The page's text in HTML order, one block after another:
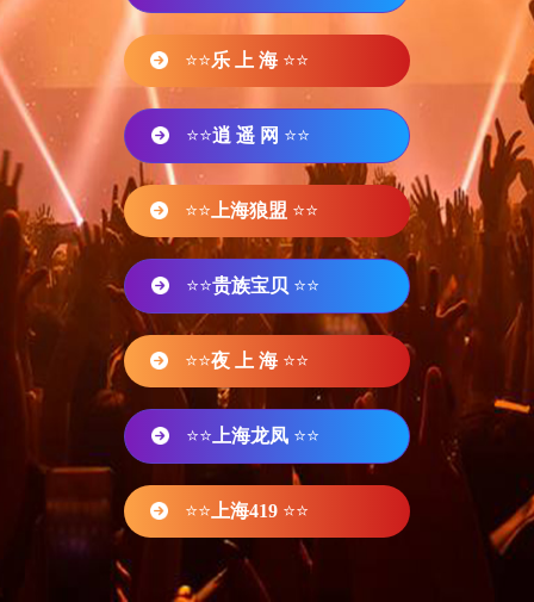
⭐⭐乐 上 海 ⭐⭐
⭐⭐逍 遥 网 ⭐⭐
⭐⭐ 上海狼盟 ⭐⭐
⭐⭐贵族宝贝 ⭐⭐
⭐⭐夜 上 海 ⭐⭐
⭐⭐ 上海龙凤 ⭐⭐
⭐⭐ 上海419 ⭐⭐